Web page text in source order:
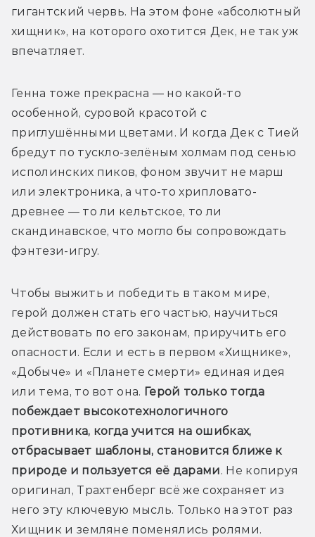
гигантский червь. На этом фоне «абсолютный
хищник», на которого охотится Дек, не так уж
впечатляет.
Генна тоже прекрасна — но какой-то
особенной, суровой красотой с
приглушёнными цветами. И когда Дек с Тией
бредут по тускло-зелёным холмам под сенью
исполинских пиков, фоном звучит не марш
или электроника, а что-то хрипловато-
древнее — то ли кельтское, то ли
скандинавское, что могло бы сопровождать
фэнтези-игру.
Чтобы выжить и победить в таком мире,
герой должен стать его частью, научиться
действовать по его законам, приручить его
опасности. Если и есть в первом «Хищнике»,
«Добыче» и «Планете смерти» единая идея
или тема, то вот она. Герой только тогда
побеждает высокотехнологичного
противника, когда учится на ошибках,
отбрасывает шаблоны, становится ближе к
природе и пользуется её дарами. Не копируя
оригинал, Трахтенберг всё же сохраняет из
него эту ключевую мысль. Только на этот раз
Хищник и земляне поменялись ролями.